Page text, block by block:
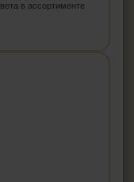
в ассортименте